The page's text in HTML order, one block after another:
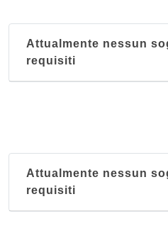
Attualmente nessun
requisiti
Attualmente nessun
requisiti